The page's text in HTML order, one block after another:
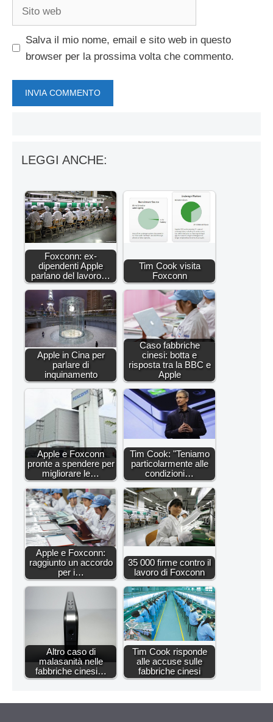
Sito
Salva il mio nome, email e sito web in questo
browser per la prossima volta che commento.
LEGGI ANCHE:
Foxconn: ex-
dipendenti Apple
parlano del lavoro…
Tim Cook visita
Foxconn
Apple in Cina per
parlare di
inquinamento
Caso fabbriche
cinesi: botta e
risposta tra la BBC e
Apple
Apple e Foxconn
pronte a spendere per
migliorare le…
Tim Cook: "Teniamo
particolarmente alle
condizioni…
Apple e Foxconn:
raggiunto un accordo
per i…
35 000 firme contro il
lavoro di Foxconn
Altro caso di
malasanità nelle
fabbriche cinesi…
Tim Cook risponde
alle accuse sulle
fabbriche cinesi